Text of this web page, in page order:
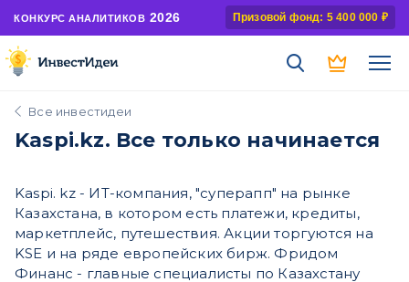
КОНКУРС АНАЛИТИКОВ 2026 Призовой фонд: 5 400 000 ₽
Все инвестидеи
Kaspi.kz. Все только начинается
Kaspi. kz - ИТ-компания, "суперапп" на рынке
Казахстана, в котором есть платежи, кредиты,
маркетплейс, путешествия. Акции торгуются на
KSE и на ряде европейских бирж. Фридом
Финанс - главные специалисты по Казахстану